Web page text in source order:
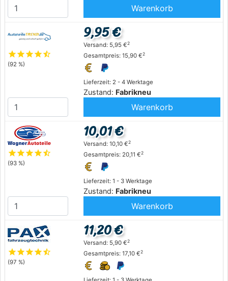
Warenkorb
starstarstarstarstar_half
(92 %)
Lieferzeit: 2 - 4 Werktage
Zustand: Fabrikneu
9,95 €
Versand: 5,95 €2
Gesamtpreis: 15,90 €2
Warenkorb
starstarstarstarstar_half
(93 %)
Lieferzeit: 1 - 3 Werktage
Zustand: Fabrikneu
10,01 €
Versand: 10,10 €2
Gesamtpreis: 20,11 €2
Warenkorb
starstarstarstarstar_half
(97 %)
11,20 €
Versand: 5,90 €2
Gesamtpreis: 17,10 €2